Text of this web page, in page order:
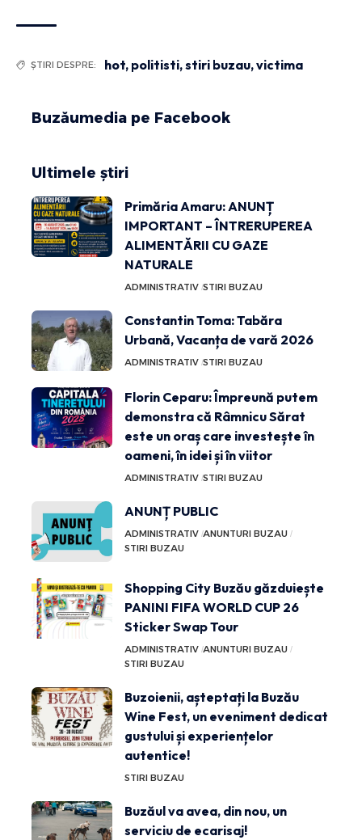
ȘTIRI DESPRE: hot, politisti,stiri buzau,victima
Buzăumedia pe Facebook
Ultimele știri
Primăria Amaru: ANUNȚ
IMPORTANT – ÎNTRERUPEREA
ALIMENTĂRII CU GAZE
NATURALE
ADMINISTRATIV STIRI BUZAU
Constantin Toma: Tabăra
Urbană, Vacanța de vară 2026
ADMINISTRATIV STIRI BUZAU
Florin Ceparu: Împreună putem
demonstra că Râmnicu Sărat
este un oraș care investește în
oameni, în idei și în viitor
ADMINISTRATIV STIRI BUZAU
ANUNȚ PUBLIC
ADMINISTRATIV ANUNTURI BUZAU
STIRI BUZAU
Shopping City Buzău găzduiește
PANINI FIFA WORLD CUP 26
Sticker Swap Tour
ADMINISTRATIV ANUNTURI BUZAU
STIRI BUZAU
Buzoienii, așteptați la Buzău
Wine Fest, un eveniment dedicat
gustului și experiențelor
autentice!
STIRI BUZAU
Buzăul va avea, din nou, un
serviciu de ecarisaj!